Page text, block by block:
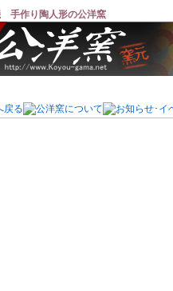
手作り陶人形の公洋窯